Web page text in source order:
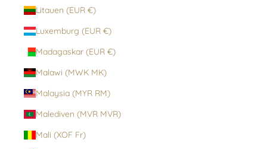
Litauen (EUR €)
Luxemburg (EUR €)
Madagaskar (EUR €)
Malawi (MWK MK)
Malaysia (MYR RM)
Malediven (MVR MVR)
Mali (XOF Fr)